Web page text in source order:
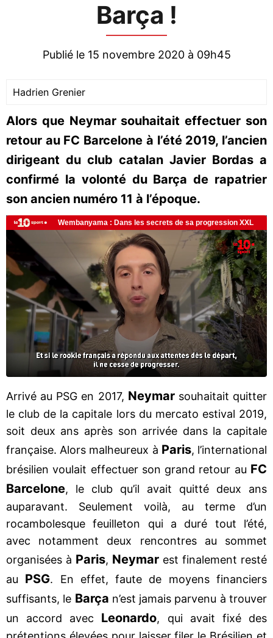
Barça !
Publié le 15 novembre 2020 à 09h45
Hadrien Grenier
Alors que Neymar souhaitait effectuer son
retour au FC Barcelone à l’été 2019, l’ancien
dirigeant du club catalan Javier Bordas a
confirmé la volonté du Barça de rapatrier
son ancien numéro 11 à l’époque.
Arrivé au PSG en 2017, Neymarsouhaitait quitter
le club de la capitale lors du mercato estival 2019,
soit deux ans après son arrivée dans la capitale
française. Alors malheureux à Paris, l’international
brésilien voulait effectuer son grand retour au FC
Barcelone, le club qu’il avait quitté deux ans
auparavant. Seulement voilà, au terme d’un
rocambolesque feuilleton qui a duré tout l’été,
avec notamment deux rencontres au sommet
organisées à Paris, Neymar est finalement resté
au PSG. En effet, faute de moyens financiers
suffisants, le Barça n’est jamais parvenu à trouver
un accord avec Leonardo, qui avait fixé des